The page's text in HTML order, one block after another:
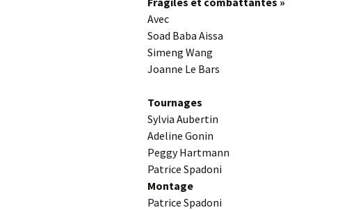
Avec
Soad Baba Aissa
Simeng Wang
Joanne Le Bars
Tournages
Sylvia Aubertin
Adeline Gonin
Peggy Hartmann
Patrice Spadoni
Montage
Patrice Spadoni